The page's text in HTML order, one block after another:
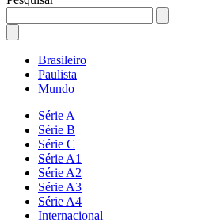
Brasileiro
Paulista
Mundo
Série A
Série B
Série C
Série A1
Série A2
Série A3
Série A4
Internacional